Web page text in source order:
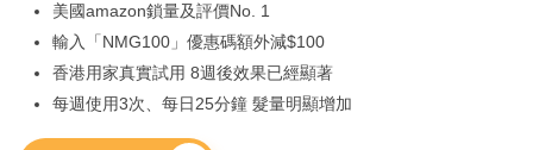
美國amazon鎖量及評價No. 1
輸入「NMG100」優惠碼額外減$100
香港用家真實試用 8週後效果已經顯著
每週使用3次、每日25分鐘 髮量明顯增加